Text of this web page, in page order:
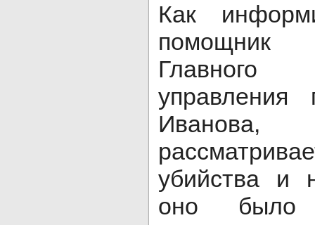
Как
помощник
Главного
убийства и
оно было